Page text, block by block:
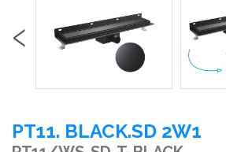
‹
PT11. BLACK.SD 2W1